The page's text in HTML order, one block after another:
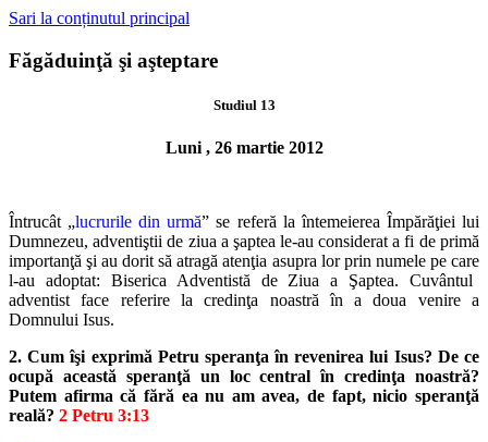
Sari la conținutul principal
Făgăduinţă şi aşteptare
Studiul 13
Luni , 26 martie 2012
Întrucât „lucrurile din urmă” se referă la întemeierea Împărăţiei lui
Dumnezeu, adventiştii de ziua a şaptea le-au considerat a fi de primă
importanţă şi au dorit să atragă atenţia asupra lor prin numele pe care
l-au adoptat: Biserica Adventistă de Ziua a Şaptea. Cuvântul
adventist face referire la credinţa noastră în a doua venire a
Domnului Isus.
2. Cum îşi exprimă Petru speranţa în revenirea lui Isus? De ce
ocupă această speranţă un loc central în credinţa noastră?
Putem afirma că fără ea nu am avea, de fapt, nicio speranţă
reală? 2 Petru 3:13